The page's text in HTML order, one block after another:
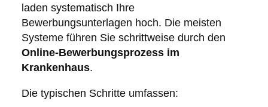
laden systematisch Ihre
Bewerbungsunterlagen hoch. Die meisten
Systeme führen Sie schrittweise durch den
Online-Bewerbungsprozess im
Krankenhaus.
Die typischen Schritte umfassen: